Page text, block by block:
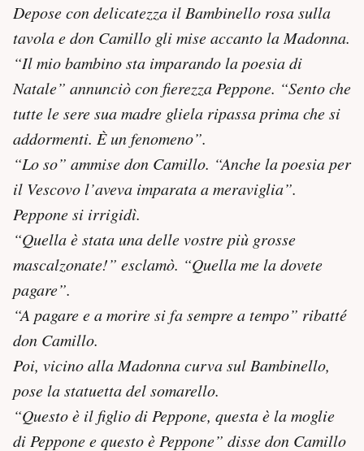
Depose con delicatezza il Bambinello rosa sulla
tavola e don Camillo gli mise accanto la Madonna.
“Il mio bambino sta imparando la poesia di
Natale” annunciò con fierezza Peppone. “Sento che
tutte le sere sua madre gliela ripassa prima che si
addormenti. È un fenomeno”.
“Lo so” ammise don Camillo. “Anche la poesia per
il Vescovo l’aveva imparata a meraviglia”.
Peppone si irrigidì.
“Quella è stata una delle vostre più grosse
mascalzonate!” esclamò. “Quella me la dovete
pagare”.
“A pagare e a morire si fa sempre a tempo” ribatté
don Camillo.
Poi, vicino alla Madonna curva sul Bambinello,
pose la statuetta del somarello.
“Questo è il figlio di Peppone, questa è la moglie
di Peppone e questo è Peppone” disse don Camillo